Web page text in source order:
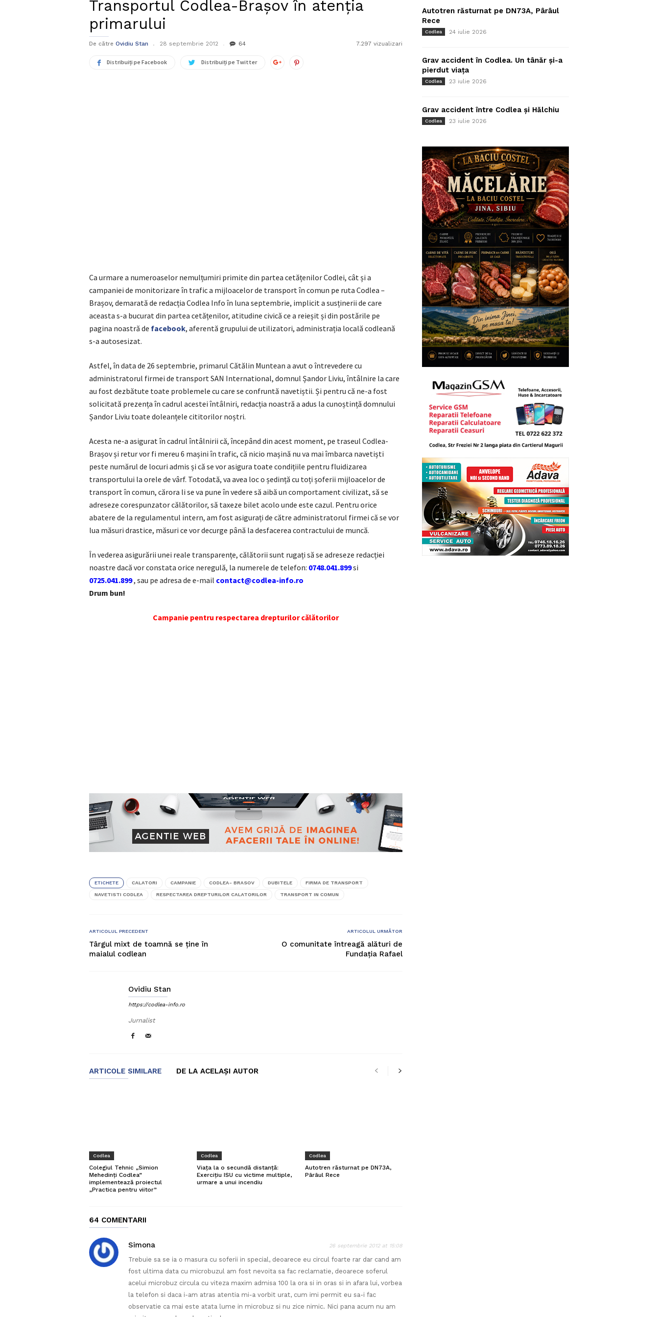
Transportul Codlea-Brașov în atenția
primarului
De către Ovidiu Stan 28 septembrie 2012 64 7.297 vizualizari
Distribuiți pe Facebook Distribuiți pe Twitter
Ca urmare a numeroaselor nemulțumiri primite din partea cetățenilor Codlei, cât și a
campaniei de monitorizare în trafic a mijloacelor de transport în comun pe ruta Codlea –
Brașov, demarată de redacția Codlea Info în luna septembrie, implicit a susținerii de care
aceasta s-a bucurat din partea cetățenilor, atitudine civică ce a reieșit și din postările pe
pagina noastră de facebook, aferentă grupului de utilizatori, administrația locală codleană
s-a autosesizat.
Astfel, în data de 26 septembrie, primarul Cătălin Muntean a avut o întrevedere cu
administratorul firmei de transport SAN International, domnul Șandor Liviu, întâlnire la care
au fost dezbătute toate problemele cu care se confruntă navetiștii. Și pentru că ne-a fost
solicitată prezența în cadrul acestei întâlniri, redacția noastră a adus la cunoștință domnului
Șandor Liviu toate doleanțele cititorilor noștri.
Acesta ne-a asigurat în cadrul întâlnirii că, începând din acest moment, pe traseul Codlea-
Brașov și retur vor fi mereu 6 mașini în trafic, că nicio mașină nu va mai îmbarca navetiști
peste numărul de locuri admis și că se vor asigura toate condițiile pentru fluidizarea
transportului la orele de vârf. Totodată, va avea loc o ședință cu toți șoferii mijloacelor de
transport în comun, cărora li se va pune în vedere să aibă un comportament civilizat, să se
adreseze corespunzator călătorilor, să taxeze bilet acolo unde este cazul. Pentru orice
abatere de la regulamentul intern, am fost asigurați de către administratorul firmei că se vor
lua măsuri drastice, măsuri ce vor decurge până la desfacerea contractului de muncă.
În vederea asigurării unei reale transparențe, călătorii sunt rugați să se adreseze redacției
noastre dacă vor constata orice neregulă, la numerele de telefon: 0748.041.899si
0725.041.899, sau pe adresa de e-mail contact@codlea-info.ro
Drum bun!
Campanie pentru respectarea drepturilor călătorilor
ETICHETE CALATORI CAMPANIE CODLEA- BRASOV DUBITELE FIRMA DE TRANSPORT
NAVETISTI CODLEA RESPECTAREA DREPTURILOR CALATORILOR TRANSPORT IN COMUN
ARTICOLUL PRECEDENT
Târgul mixt de toamnă se ține în
maialul codlean
ARTICOLUL URMĂTOR
O comunitate întreagă alături de
Fundația Rafael
Ovidiu Stan
https://codlea-info.ro
Jurnalist
ARTICOLE SIMILARE DE LA ACELAȘI AUTOR
Codlea
Colegiul Tehnic „Simion
Mehedinți Codlea”
implementează proiectul
„Practica pentru viitor”
Codlea
Viața la o secundă distanță:
Exercițiu ISU cu victime multiple,
urmare a unui incendiu
Codlea
Autotren răsturnat pe DN73A,
Pârâul Rece
64 COMENTARII
Simona 26 septembrie 2012 at 15:08
Trebuie sa se ia o masura cu soferii in special, deoarece eu circul foarte rar dar cand am
fost ultima data cu microbuzul am fost nevoita sa fac reclamatie, deoarece soferul
acelui microbuz circula cu viteza maxim admisa 100 la ora si in oras si in afara lui, vorbea
la telefon si daca i-am atras atentia mi-a vorbit urat, cum imi permit eu sa-i fac
observatie ca mai este atata lume in microbuz si nu zice nimic. Nici pana acum nu am
Autotren răsturnat pe DN73A, Pârâul
Rece
Codlea 24 iulie 2026
Grav accident în Codlea. Un tânăr și-a
pierdut viața
Codlea 23 iulie 2026
Grav accident între Codlea și Hălchiu
Codlea 23 iulie 2026